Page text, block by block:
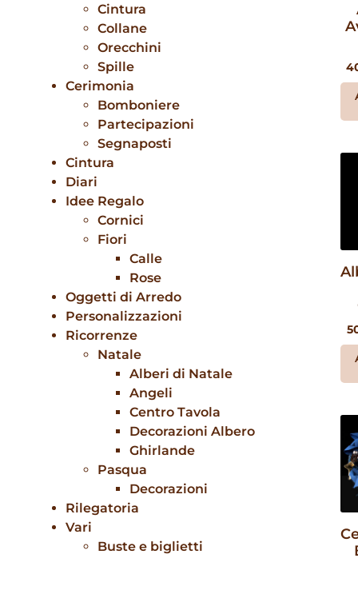
Cintura
Collane
Orecchini
Spille
Cerimonia
Bomboniere
Partecipazioni
Segnaposti
Cintura
Diari
Idee Regalo
Cornici
Fiori
Calle
Rose
Oggetti di Arredo
Personalizzazioni
Ricorrenze
Natale
Alberi di Natale
Angeli
Centro Tavola
Decorazioni Albero
Ghirlande
Pasqua
Decorazioni
Rilegatoria
Vari
Buste e biglietti